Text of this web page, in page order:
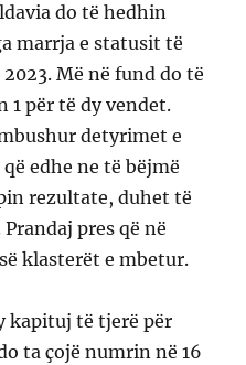
do të hedhin
marrja e statusit të
Më në fund do të
1 për të dy vendet.
detyrimet e
edhe ne të bëjmë
rezultate, duhet të
pres që në
klasterët e mbetur.
kapituj të tjerë për
ta çojë numrin në 16